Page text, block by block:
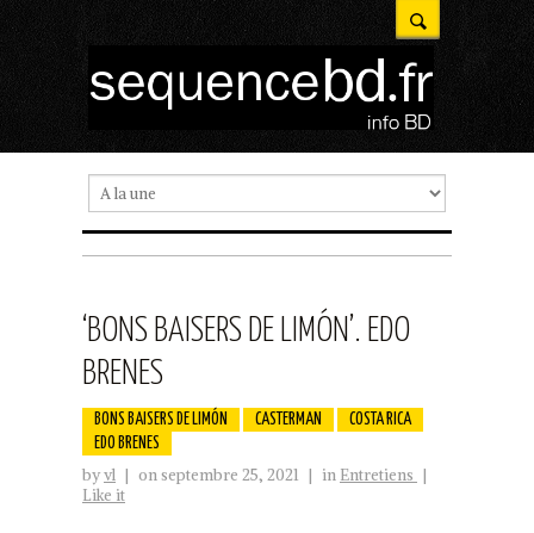
‘BONS BAISERS DE LIMÓN’. EDO
BRENES
BONS BAISERS DE LIMÓN CASTERMAN
COSTA RICA
EDO BRENES
byvl | on septembre 25, 2021 | in Entretiens |
Like it